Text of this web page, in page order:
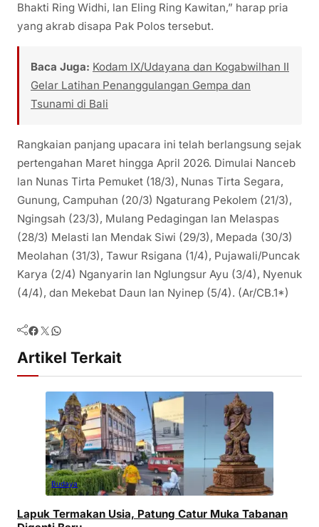
Bhakti Ring Widhi, lan Eling Ring Kawitan,” harap pria
yang akrab disapa Pak Polos tersebut.
Baca Juga: Kodam IX/Udayana dan Kogabwilhan II
Gelar Latihan Penanggulangan Gempa dan
Tsunami di Bali
​Rangkaian panjang upacara ini telah berlangsung sejak
pertengahan Maret hingga April 2026. Dimulai Nanceb
lan Nunas Tirta Pemuket (18/3), Nunas Tirta Segara,
Gunung, Campuhan (20/3) Ngaturang Pekolem (21/3),
Ngingsah (23/3), Mulang Pedagingan lan Melaspas
(28/3) Melasti lan Mendak Siwi (29/3), Mepada (30/3)
Meolahan (31/3), Tawur Rsigana (1/4), Pujawali/Puncak
Karya (2/4) Nganyarin lan Nglungsur Ayu (3/4), Nyenuk
(4/4), dan Mekebat Daun lan Nyinep (5/4). (Ar/CB.1*)
Facebook Twitter WhatsApp
Artikel Terkait
Budaya
Lapuk Termakan Usia, Patung Catur Muka Tabanan